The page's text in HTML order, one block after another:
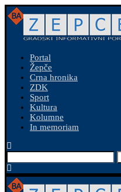
Portal
Žepče
Crna hronika
ZDK
Sport
Kultura
Kolumne
In memoriam